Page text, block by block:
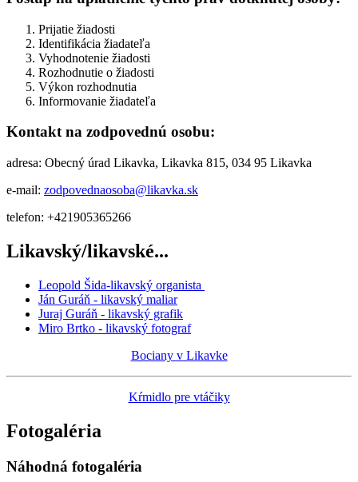
Prijatie žiadosti
Identifikácia žiadateľa
Vyhodnotenie žiadosti
Rozhodnutie o žiadosti
Výkon rozhodnutia
Informovanie žiadateľa
Kontakt na zodpovednú osobu:
adresa: Obecný úrad Likavka, Likavka 815, 034 95 Likavka
e-mail: zodpovednaosoba@likavka.sk
telefon: +421905365266
Likavský/likavské...
Leopold Šida-likavský organista
Ján Guráň - likavský maliar
Juraj Guráň - likavský grafik
Miro Brtko - likavský fotograf
Bociany v Likavke
Kŕmidlo pre vtáčiky
Fotogaléria
Náhodná fotogaléria